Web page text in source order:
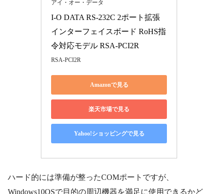
アイ・オー・データ
I-O DATA RS-232C 2ポート拡張
インターフェイスボード RoHS指
令対応モデル RSA-PCI2R
RSA-PCI2R
Amazonで見る
楽天市場で見る
Yahoo!ショッピングで見る
ハード的には準備が整ったCOMポートですが、
Windows10OSで目的の周辺機器を満足に使用できるかど